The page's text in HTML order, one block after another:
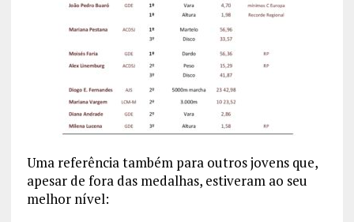
Uma referência também para outros jovens que,
apesar de fora das medalhas, estiveram ao seu
melhor nível: